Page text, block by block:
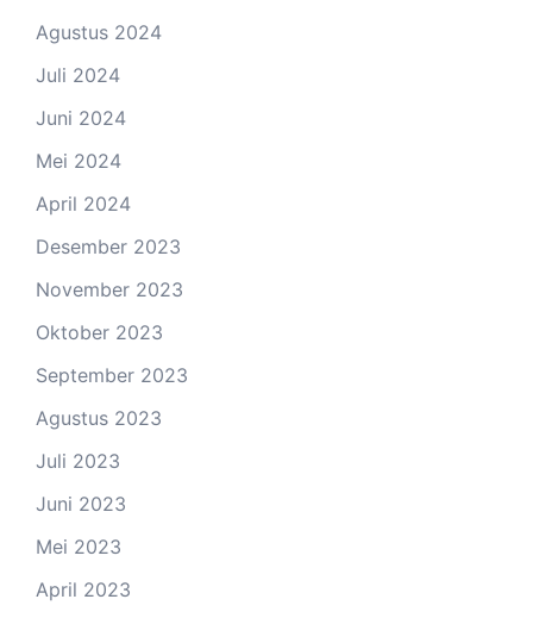
Agustus 2024
Juli 2024
Juni 2024
Mei 2024
April 2024
Desember 2023
November 2023
Oktober 2023
September 2023
Agustus 2023
Juli 2023
Juni 2023
Mei 2023
April 2023